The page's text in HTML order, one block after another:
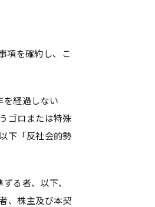
項を確約し、こ
を経過しない
ゴロまたは特殊
下「反社会的勢
る者、以下、
、株主及び本契